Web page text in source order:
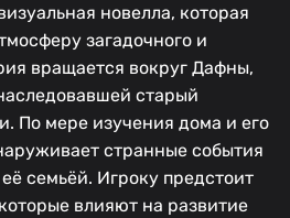
новелла, которая
загадочного и
вращается вокруг Дафны,
старый
По мере изучения дома и его
странные события
семьёй. Игроку предстоит
влияют на развитие